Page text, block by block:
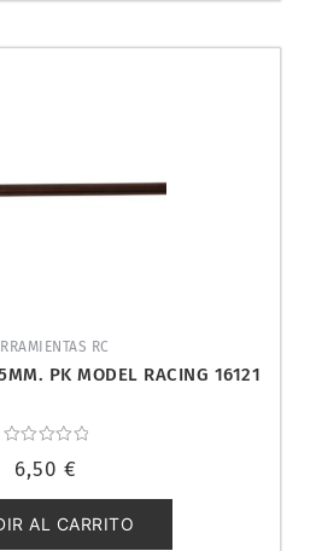
RC
PK MODEL RACING 16121
con
de
5
6,50 €
AL CARRITO